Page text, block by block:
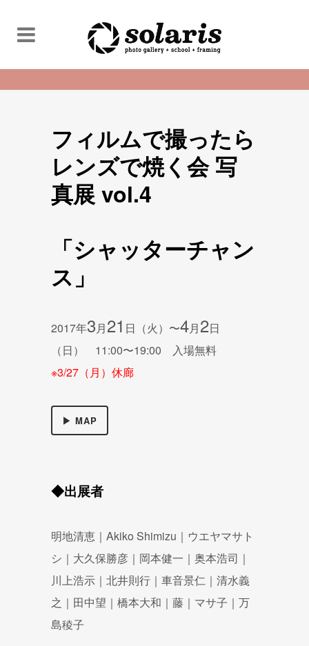
フィルムで撮ったら
レンズで焼く会 写
真展 vol.4
「シャッターチャン
ス」
2017年3月21 日（火）〜4月2日
（日） 11:00〜19:00 入場無料
※3/27（月）休廊
▶ MAP
◆出展者
明地清恵｜Akiko Shimizu｜ウエヤマサト
シ｜大久保勝彦｜岡本健一｜奥本浩司｜
川上浩示｜北井則行｜車音景仁｜清水義
之｜田中望｜橋本大和｜藤｜マサ子｜万
島稜子